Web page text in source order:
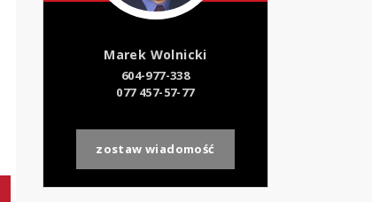
Marek Wolnicki
604-977-338
077 457-57-77
zostaw wiadomość